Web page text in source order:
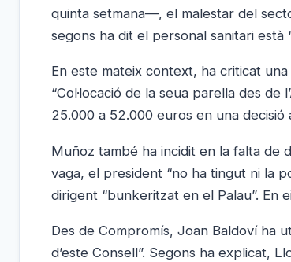
quinta setmana—, el malestar del
segons ha dit el personal sanitari està
En este mateix context, ha criticat
“Col·locació de la seua parella des
25.000 a 52.000 euros en una
Muñoz també ha incidit en la falta de
vaga, el president “no ha tingut ni la
dirigent “bunkeritzat en el Palau”. En
Des de Compromís, Joan Baldoví ha
d’este Consell”. Segons ha explicat,